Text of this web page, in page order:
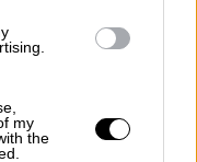
my
the
de casas